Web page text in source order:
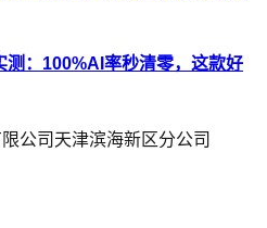
测：100%AI率秒清零，这款好
公司天津滨海新区分公司